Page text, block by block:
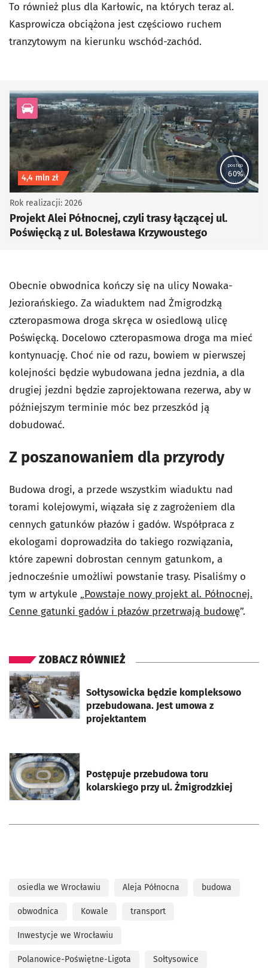
To również plus dla Karłowic, na których teraz al.
Kasprowicza obciążona jest częściowo ruchem
tranzytowym na kierunku wschód-zachód.
kategoria Infrastruktura drogowa
postęp
60%
Koszt inwestycji
4,4 mln zł
Projekt Alei Północnej, czyli trasy łączącej ul.
Poświęcką z ul. Bolesława Krzywoustego
Rok realizacji: 2026
Obecnie obwodnica kończy się na ulicy Nowaka-
Jeziorańskiego. Za wiaduktem nad Żmigrodzką
czteropasmowa droga skręca w osiedlową ulicę
Poświęcką. Docelowo czteropasmowa droga ma mieć
kontynuację. Choć nie od razu, bowiem w pierwszej
kolejności będzie wybudowana jedna jezdnia, a dla
drugiej jezdni będzie zaprojektowana rezerwa, aby w
późniejszym terminie móc bez przeszkód ją
dobudować.
Z poszanowaniem dla przyrody
Budowa drogi, a przede wszystkim wiaduktu nad
torami kolejowymi, wiązała się z zagrożeniem dla
cennych gatunków płazów i gadów. Współpraca z
ekologami doprowadziła do takiego rozwiązania,
które zapewni dobrostan cennym gatunkom, a
jednocześnie umożliwi powstanie trasy. Pisaliśmy o
tym w artykule „Powstaje nowy projekt al. Północnej.
Cenne gatunki gadów i płazów przetrwają budowę”.
ZOBACZ RÓWNIEŻ
Sołtysowicka będzie kompleksowo
przebudowana. Jest umowa z
projektantem
otworzy się w nowej karcie
Postępuje przebudowa toru
kolarskiego przy ul. Żmigrodzkiej
otworzy się w nowej karcie
osiedla we Wrocławiu Aleja Północna budowa
obwodnica Kowale transport
Inwestycje we Wrocławiu
Polanowice-Poświętne-Ligota Sołtysowice